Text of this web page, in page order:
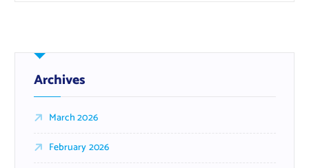
Archives
March 2026
February 2026